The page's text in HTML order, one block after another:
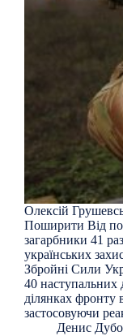
Олексій
Поширити Від
загарбники 41
українських
Збройні Сили
40 наступальних
ділянках фронту
застосовуючи
Денис